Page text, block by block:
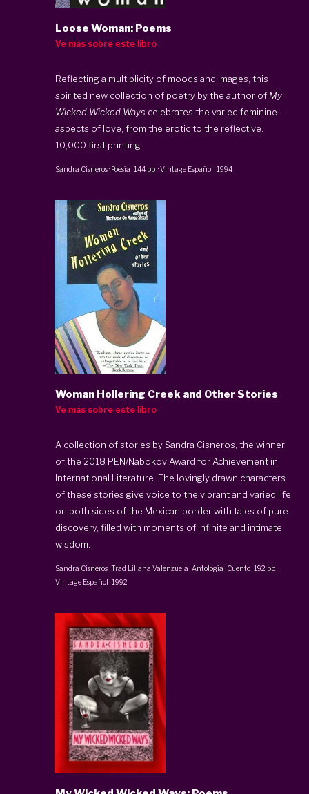
Loose Woman: Poems
Ve más sobre este libro
Reflecting a multiplicity of moods and images, this
spirited new collection of poetry by the author of My
Wicked Wicked Ways celebrates the varied feminine
aspects of love, from the erotic to the reflective.
10,000 first printing.
Sandra Cisneros· Poesía ·144 pp ·Vintage Español ·1994
Woman Hollering Creek and Other Stories
Ve más sobre este libro
A collection of stories by Sandra Cisneros, the winner
of the 2018 PEN/Nabokov Award for Achievement in
International Literature. The lovingly drawn characters
of these stories give voice to the vibrant and varied life
on both sides of the Mexican border with tales of pure
discovery, filled with moments of infinite and intimate
wisdom.
Sandra Cisneros· Trad Liliana Valenzuela · Antología · Cuento·192 pp ·
Vintage Español ·1992